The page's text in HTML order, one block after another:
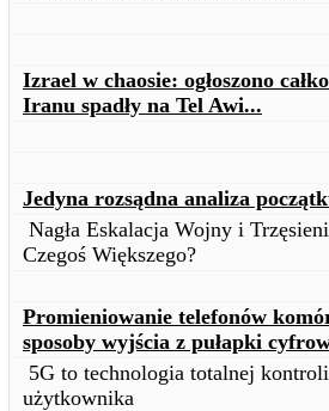
Izrael w chaosie: ogłoszono
Iranu spadły na Tel Awi...
Jedyna rozsądna analiza
Nagła Eskalacja Wojny i
Czegoś Większego?
Promieniowanie telefonów
sposoby wyjścia z pułapki
5G to technologia totalnej
użytkownika